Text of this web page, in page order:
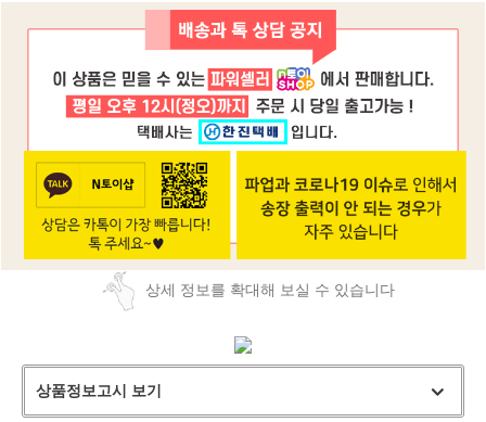
상세 정보를 확대해 보실 수 있습니다
상품정보고시 보기